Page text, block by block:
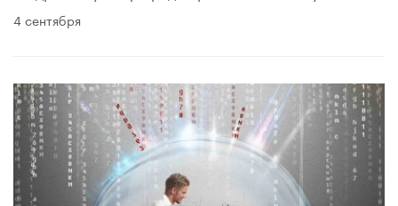
4 сентября